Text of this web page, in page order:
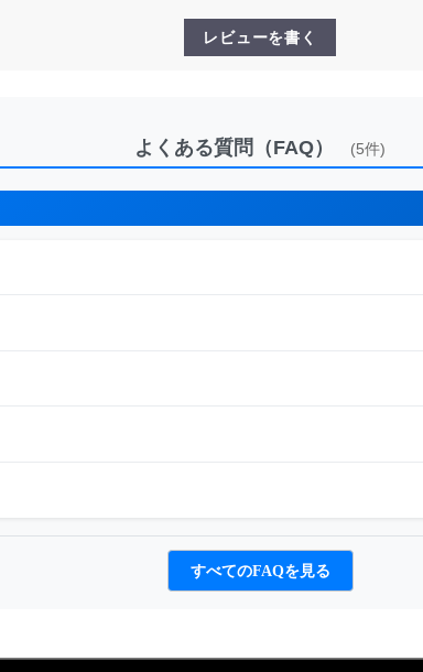
レビューを書く
よくある質問（FAQ） (5件)
すべてのFAQを見る